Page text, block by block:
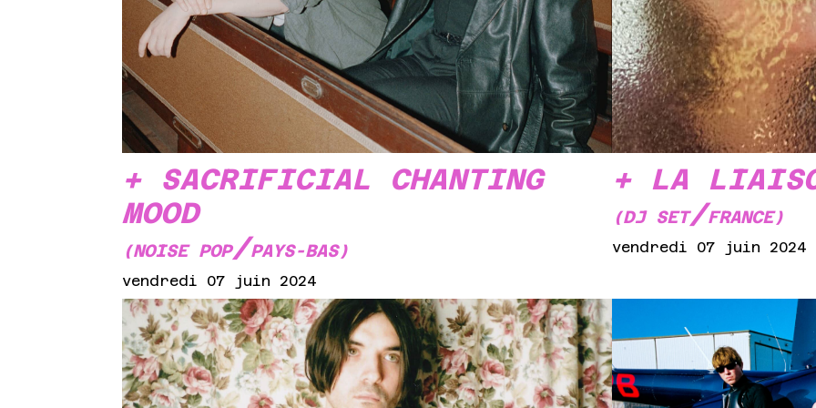
+ SACRIFICIAL CHANTING
MOOD
(NOISE POP/PAYS-BAS)
vendredi 07 juin 2024
+ LA
(DJ SET/FRANCE)
vendredi 07 juin 2024